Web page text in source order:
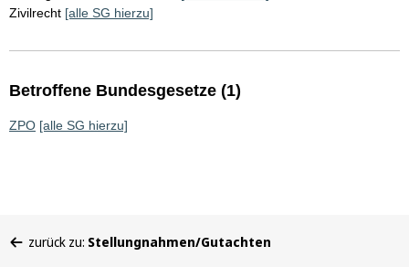
Zivilrecht [alle SG hierzu]
Betroffene Bundesgesetze (1)
ZPO [alle SG hierzu]
befinden
zurück zu: Stellungnahmen/Gutachten